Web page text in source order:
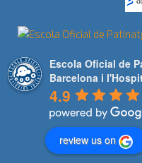
Escola Oficial de
Barcelona i
4.9
review us on